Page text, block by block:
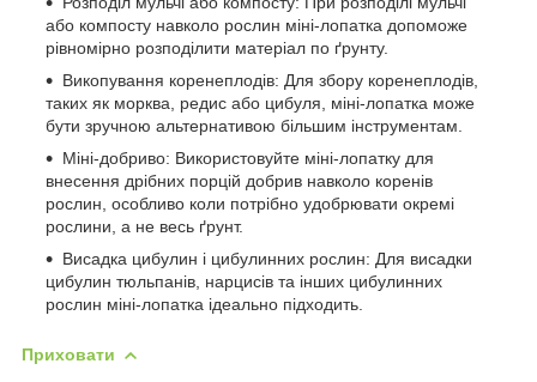
або компосту навколо рослин міні-лопатка допоможе
рівномірно розподілити матеріал по ґрунту.
Викопування коренеплодів: Для збору коренеплодів,
таких як морква, редис або цибуля, міні-лопатка може
бути зручною альтернативою більшим інструментам.
Міні-добриво: Використовуйте міні-лопатку для
внесення дрібних порцій добрив навколо коренів
рослин, особливо коли потрібно удобрювати окремі
рослини, а не весь ґрунт.
Висадка цибулин і цибулинних рослин: Для висадки
цибулин тюльпанів, нарцисів та інших цибулинних
рослин міні-лопатка ідеально підходить.
Приховати